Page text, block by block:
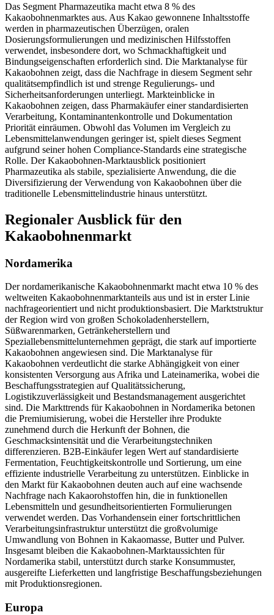
Das Segment Pharmazeutika macht etwa 8 % des
Kakaobohnenmarktes aus. Aus Kakao gewonnene Inhaltsstoffe
werden in pharmazeutischen Überzügen, oralen
Dosierungsformulierungen und medizinischen Hilfsstoffen
verwendet, insbesondere dort, wo Schmackhaftigkeit und
Bindungseigenschaften erforderlich sind. Die Marktanalyse für
Kakaobohnen zeigt, dass die Nachfrage in diesem Segment sehr
qualitätsempfindlich ist und strenge Regulierungs- und
Sicherheitsanforderungen unterliegt. Markteinblicke in
Kakaobohnen zeigen, dass Pharmakäufer einer standardisierten
Verarbeitung, Kontaminantenkontrolle und Dokumentation
Priorität einräumen. Obwohl das Volumen im Vergleich zu
Lebensmittelanwendungen geringer ist, spielt dieses Segment
aufgrund seiner hohen Compliance-Standards eine strategische
Rolle. Der Kakaobohnen-Marktausblick positioniert
Pharmazeutika als stabile, spezialisierte Anwendung, die die
Diversifizierung der Verwendung von Kakaobohnen über die
traditionelle Lebensmittelindustrie hinaus unterstützt.
Regionaler Ausblick für den
Kakaobohnenmarkt
Nordamerika
Der nordamerikanische Kakaobohnenmarkt macht etwa 10 % des
weltweiten Kakaobohnenmarktanteils aus und ist in erster Linie
nachfrageorientiert und nicht produktionsbasiert. Die Marktstruktur
der Region wird von großen Schokoladenherstellern,
Süßwarenmarken, Getränkeherstellern und
Speziallebensmittelunternehmen geprägt, die stark auf importierte
Kakaobohnen angewiesen sind. Die Marktanalyse für
Kakaobohnen verdeutlicht die starke Abhängigkeit von einer
konsistenten Versorgung aus Afrika und Lateinamerika, wobei die
Beschaffungsstrategien auf Qualitätssicherung,
Logistikzuverlässigkeit und Bestandsmanagement ausgerichtet
sind. Die Markttrends für Kakaobohnen in Nordamerika betonen
die Premiumisierung, wobei die Hersteller ihre Produkte
zunehmend durch die Herkunft der Bohnen, die
Geschmacksintensität und die Verarbeitungstechniken
differenzieren. B2B-Einkäufer legen Wert auf standardisierte
Fermentation, Feuchtigkeitskontrolle und Sortierung, um eine
effiziente industrielle Verarbeitung zu unterstützen. Einblicke in
den Markt für Kakaobohnen deuten auch auf eine wachsende
Nachfrage nach Kakaorohstoffen hin, die in funktionellen
Lebensmitteln und gesundheitsorientierten Formulierungen
verwendet werden. Das Vorhandensein einer fortschrittlichen
Verarbeitungsinfrastruktur unterstützt die großvolumige
Umwandlung von Bohnen in Kakaomasse, Butter und Pulver.
Insgesamt bleiben die Kakaobohnen-Marktaussichten für
Nordamerika stabil, unterstützt durch starke Konsummuster,
ausgereifte Lieferketten und langfristige Beschaffungsbeziehungen
mit Produktionsregionen.
Europa